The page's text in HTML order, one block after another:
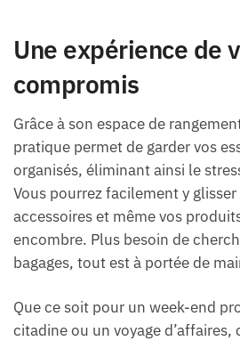
Une expérience de
compromis
Grâce à son espace de
pratique permet de garder vos
organisés, éliminant ainsi le
Vous pourrez facilement y
accessoires et même vos
encombre. Plus besoin de
bagages, tout est à portée de
Que ce soit pour un week-end
citadine ou un voyage d’affaires,